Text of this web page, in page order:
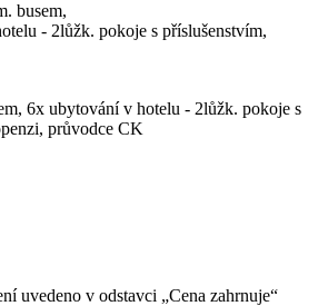
busem,
- 2lůžk. pokoje s příslušenstvím,
6x ubytování v hotelu - 2lůžk. pokoje s
průvodce CK
uvedeno v odstavci „Cena zahrnuje“